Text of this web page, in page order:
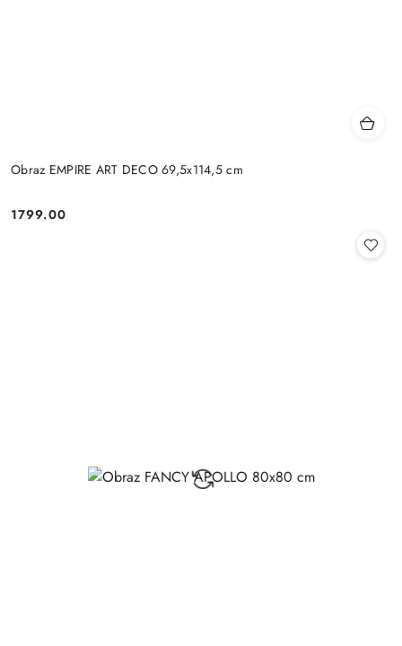
Obraz EMPIRE ART DECO 69,5x114,5 cm
Cena:
1799.00